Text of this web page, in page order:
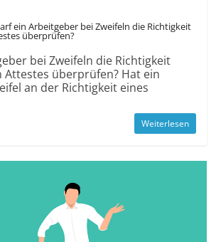
ein Arbeitgeber bei Zweifeln die Richtigkeit
überprüfen?
bei Zweifeln die Richtigkeit
Attestes überprüfen? Hat ein
an der Richtigkeit eines
Weiterlesen